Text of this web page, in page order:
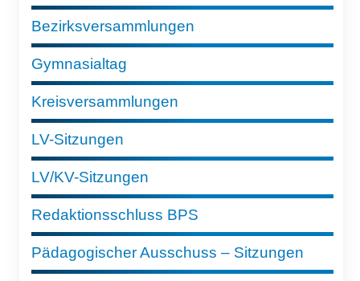
Bezirksversammlungen
Gymnasialtag
Kreisversammlungen
LV-Sitzungen
LV/KV-Sitzungen
Redaktionsschluss BPS
Pädagogischer Ausschuss – Sitzungen